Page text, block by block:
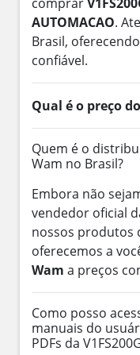
AUTOMACAO.
Brasil,
confiável.
Qual é o preço
Quem é o
Wam no Brasil?
Embora não
vendedor oficial
nossos produtos
oferecemos a
Wam a preços
Como posso
manuais do
PDFs da